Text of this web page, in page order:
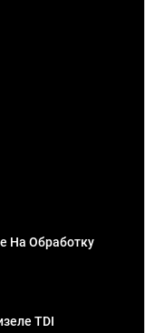
На Обработку
TDI